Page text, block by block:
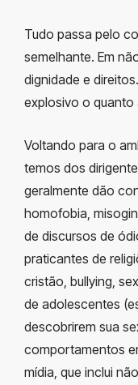
Tudo passa pelo
semelhante. Em
dignidade e
explosivo o quanto
Voltando para o
temos dos
geralmente dão
homofobia,
de discursos de
praticantes de
cristão, bullying,
de adolescentes
descobrirem sua
comportamentos
mídia, que inclui